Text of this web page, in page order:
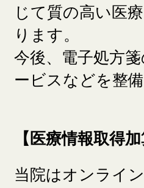
じて質の高い医
ります。
今後、電子処方
ービスなどを整
【医療情報取得加
当院はオンライ